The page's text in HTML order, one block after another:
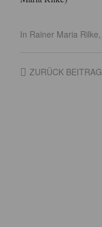
In Rainer Maria Rilke,
ZURÜCKBEITRAG